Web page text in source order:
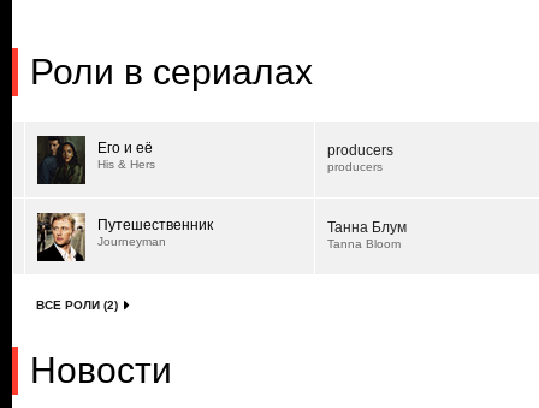
Роли в сериалах
Его и её
His & Hers
producers
producers
Путешественник
Journeyman
Танна Блум
Tanna Bloom
ВСЕ РОЛИ (2)
Новости